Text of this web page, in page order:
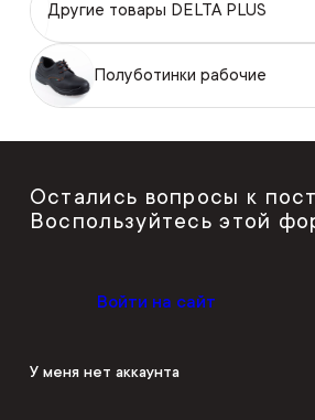
Другие товары DELTA PLUS
Полуботинки рабочие
Остались вопросы к
Воспользуйтесь этой
Войти на сайт
У меня нет аккаунта